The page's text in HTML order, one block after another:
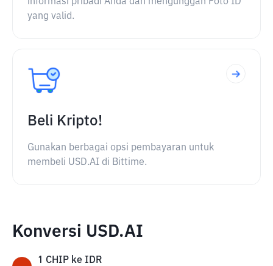
yang valid.
Beli Kripto!
Gunakan berbagai opsi pembayaran untuk
membeli USD.AI di Bittime.
Konversi USD.AI
1 CHIP ke IDR